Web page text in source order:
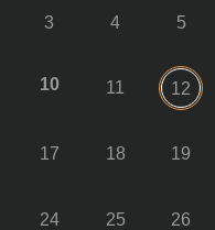
3 4 5
10 11 12
17 18 19
24 25 26